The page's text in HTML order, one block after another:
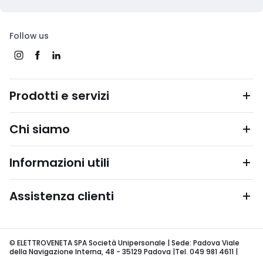
Follow us
Prodotti e servizi
Chi siamo
Informazioni utili
Assistenza clienti
© ELETTROVENETA SPA Società Unipersonale | Sede: Padova Viale
della Navigazione Interna, 48 - 35129 Padova |Tel. 049 981 4611 |